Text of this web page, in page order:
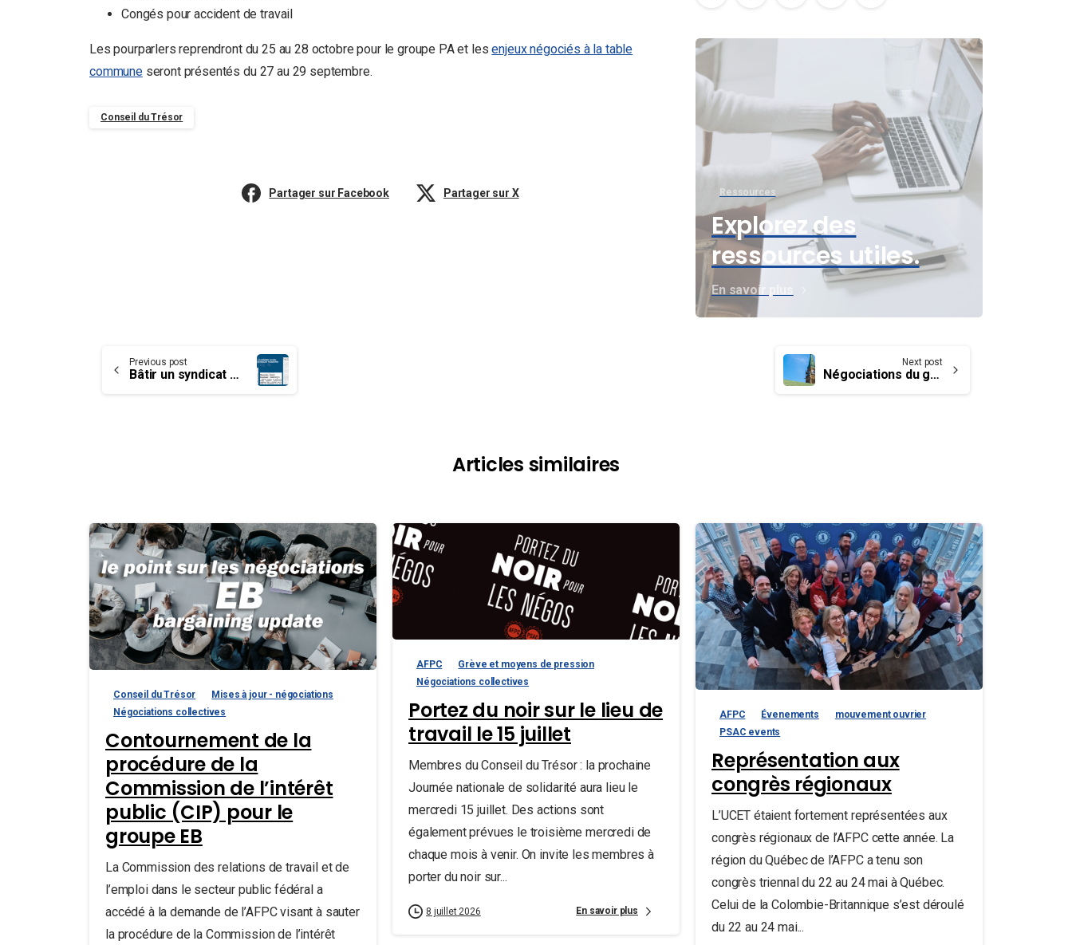
Congés pour accident de travail
Les pourparlers reprendront du 25 au 28 octobre pour le groupe PA et lesenjeux négociés à la table
communeseront présentés du 27 au 29 septembre.
Conseil du Trésor
Partager sur Facebook Partager sur X Ressources
Explorez des
ressources utiles.
En savoir plus
Continue
Previous post
Bâtir un syndicat moderne – Partie IV : Instaurer la solidarité… une tâche bien difficile !
Next post
Négociations du groupe SV : amélioration des conditions de travail et de la conciliation travail-vie personnelle
Articles similaires
Conseil du Trésor
Mises à jour - négociations
Négociations collectives
Contournement de la
procédure de la
Commission de l’intérêt
public (CIP) pour le
groupe EB
La Commission des relations de travail et de
l’emploi dans le secteur public fédéral a
accédé à la demande de l’AFPC visant à sauter
la procédure de la Commission de l’intérêt
AFPC
Grève et moyens de pression
Négociations collectives
Portez du noir sur le lieu de
travail le 15 juillet
Membres du Conseil du Trésor : la prochaine
Journée nationale de solidarité aura lieu le
mercredi 15 juillet. Des actions sont
également prévues le troisième mercredi de
chaque mois à venir. On invite les membres à
porter du noir sur...
8 juillet 2026 En savoir plus
AFPC Évenements
mouvement ouvrier
PSAC events
Représentation aux
congrès régionaux
L’UCET étaient fortement représentées aux
congrès régionaux de l’AFPC cette année. La
région du Québec de l’AFPC a tenu son
congrès triennal du 22 au 24 mai à Québec.
Celui de la Colombie-Britannique s’est déroulé
du 22 au 24 mai...